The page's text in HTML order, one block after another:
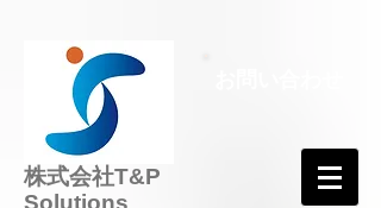
株式会社T&P
Solutions